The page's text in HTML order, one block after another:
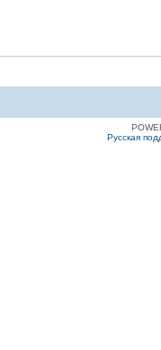
Русская